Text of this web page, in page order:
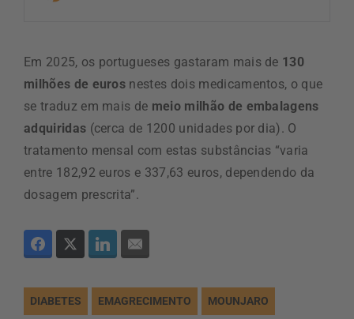
Em 2025, os portugueses gastaram mais de 130
milhões de euros nestes dois medicamentos, o que
se traduz em mais de meio milhão de embalagens
adquiridas (cerca de 1200 unidades por dia). O
tratamento mensal com estas substâncias “varia
entre 182,92 euros e 337,63 euros, dependendo da
dosagem prescrita”.
DIABETES EMAGRECIMENTO MOUNJARO